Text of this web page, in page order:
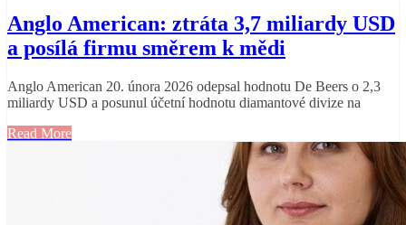
Anglo American: ztráta 3,7 miliardy USD
a posílá firmu směrem k mědi
Anglo American 20. února 2026 odepsal hodnotu De Beers o 2,3
miliardy USD a posunul účetní hodnotu diamantové divize na
Read More